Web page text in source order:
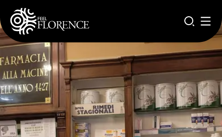
Aller au contenu principal